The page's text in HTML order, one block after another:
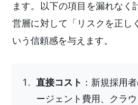
ます。以下の項目を漏れなく
営層に対して「リスクを正し
いう信頼感を与えます。
直接コスト ：新規採用
ージェント費用、クラウ